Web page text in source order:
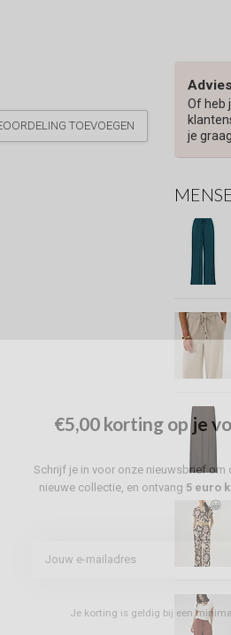
TOEVOEGEN
Of heb
je
€5,00 korting op je
Schrijf je in voor onze nieuwsbrief
nieuwe collectie, en ontvang 5 euro
😀
Je korting is geldig bij een